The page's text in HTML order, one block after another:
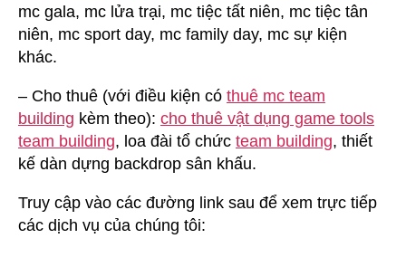
mc gala, mc lửa trại, mc tiệc tất niên, mc tiệc tân
niên, mc sport day, mc family day, mc sự kiện
khác.
– Cho thuê (với điều kiện có thuê mc team
building kèm theo): cho thuê vật dụng game tools
team building, loa đài tổ chức team building, thiết
kế dàn dựng backdrop sân khấu.
Truy cập vào các đường link sau để xem trực tiếp
các dịch vụ của chúng tôi: